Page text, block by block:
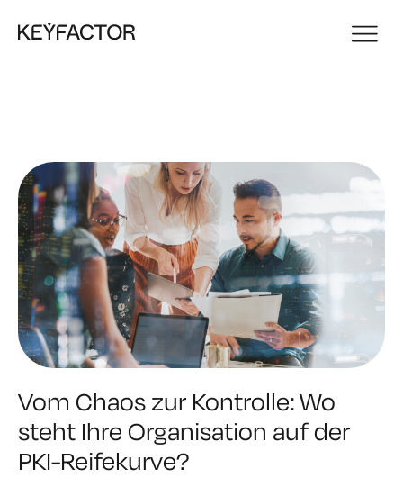
Vom Chaos zur Kontrolle: Wo
steht Ihre Organisation auf der
PKI-Reifekurve?